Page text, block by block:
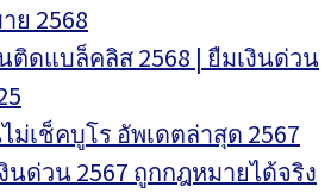
ย 2568
ติดแบล็คลิส 2568 | ยืมเงินด่วน
ม่เช็คบูโร อัพเดตล่าสุด 2567
นด่วน 2567 ถูกกฎหมายได้จริง